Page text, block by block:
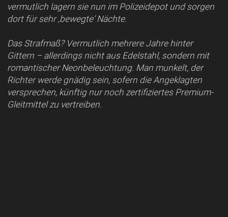
vermutlich lagern sie nun im Polizeidepot und sorgen
dort für sehr ‚bewegte‘ Nächte.
Das Strafmaß? Vermutlich mehrere Jahre hinter
Gittern – allerdings nicht aus Edelstahl, sondern mit
romantischer Neonbeleuchtung. Man munkelt, der
Richter werde gnädig sein, sofern die Angeklagten
versprechen, künftig nur noch zertifiziertes Premium-
Gleitmittel zu vertreiben.